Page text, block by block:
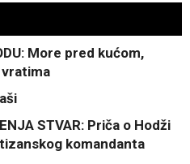
More pred kućom,
STVAR: Priča o Hodži
komandanta